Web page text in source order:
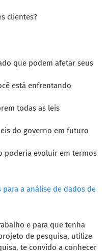
clientes?
que podem afetar seus
está enfrentando
todas as leis
do governo em futuro
poderia evoluir em termos
para a análise de dados de
e para que tenha
de pesquisa, utilize
te convido a conhecer